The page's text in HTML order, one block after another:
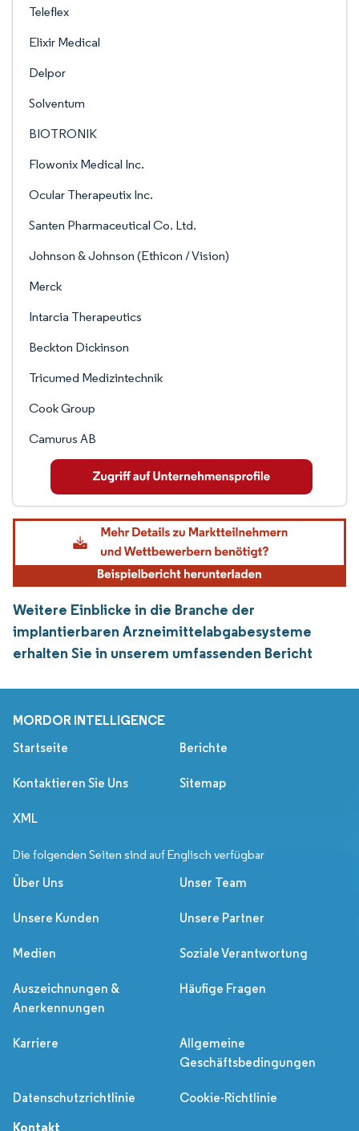
Teleflex
Elixir Medical
Delpor
Solventum
BIOTRONIK
Flowonix Medical Inc.
Ocular Therapeutix Inc.
Santen Pharmaceutical Co. Ltd.
Johnson & Johnson (Ethicon / Vision)
Merck
Intarcia Therapeutics
Beckton Dickinson
Tricumed Medizintechnik
Cook Group
Camurus AB
Weitere Einblicke in die Branche der
implantierbaren Arzneimittelabgabesysteme
erhalten Sie in unserem umfassenden Bericht
MORDOR INTELLIGENCE
Startseite Berichte
Kontaktieren Sie Uns Sitemap
XML
Die folgenden Seiten sind auf Englisch verfügbar
Über Uns Unser Team
Unsere Kunden Unsere Partner
Medien Soziale Verantwortung
Auszeichnungen &
Anerkennungen
Häufige Fragen
Karriere
Allgemeine
Geschäftsbedingungen
Datenschutzrichtlinie Cookie-Richtlinie
Kontakt